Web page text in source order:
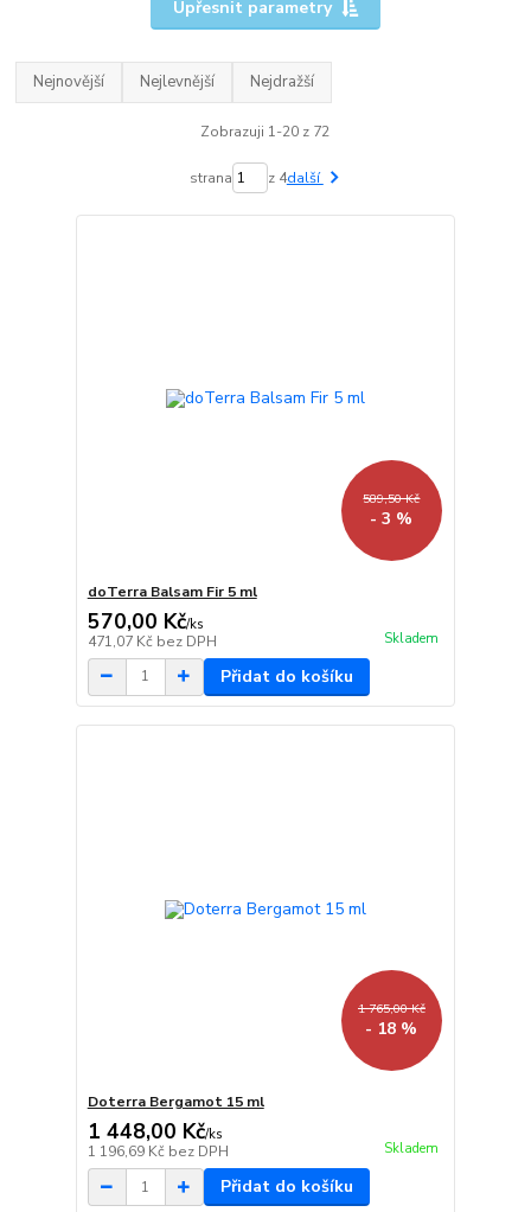
Upřesnit parametry
Nejnovější Nejlevnější Nejdražší
Zobrazuji 1-20 z 72
strana z 4další
589,50 Kč
- 3 %
doTerra Balsam Fir 5 ml
570,00 Kč/ks
471,07 Kč bez DPH Skladem
Přidat do košíku
1 765,00 Kč
- 18 %
Doterra Bergamot 15 ml
1 448,00 Kč/ks
1 196,69 Kč bez DPH Skladem
Přidat do košíku